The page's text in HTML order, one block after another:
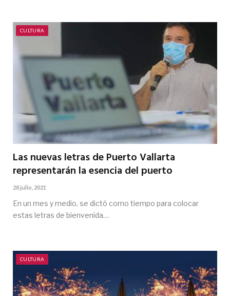
CULTURA
Las nuevas letras de Puerto Vallarta
representarán la esencia del puerto
28 julio, 2021
En un mes y medio, se dictó como tiempo para colocar
estas letras de bienvenida…
CULTURA